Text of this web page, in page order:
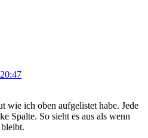
wie ich oben aufgelistet habe. Jede
Spalte. So sieht es aus als wenn